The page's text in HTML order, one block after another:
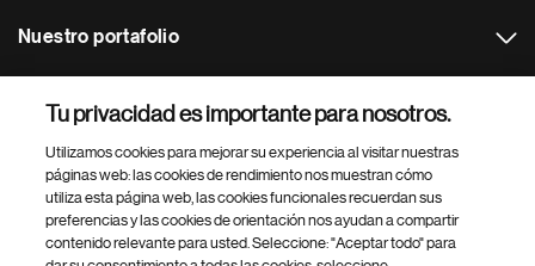
Nuestro portafolio
Footer Site Search
Tu privacidad es importante para nosotros.
Utilizamos cookies para mejorar su experiencia al visitar nuestras
páginas web: las cookies de rendimiento nos muestran cómo
utiliza esta página web, las cookies funcionales recuerdan sus
preferencias y las cookies de orientación nos ayudan a compartir
contenido relevante para usted. Seleccione: "Aceptar todo" para